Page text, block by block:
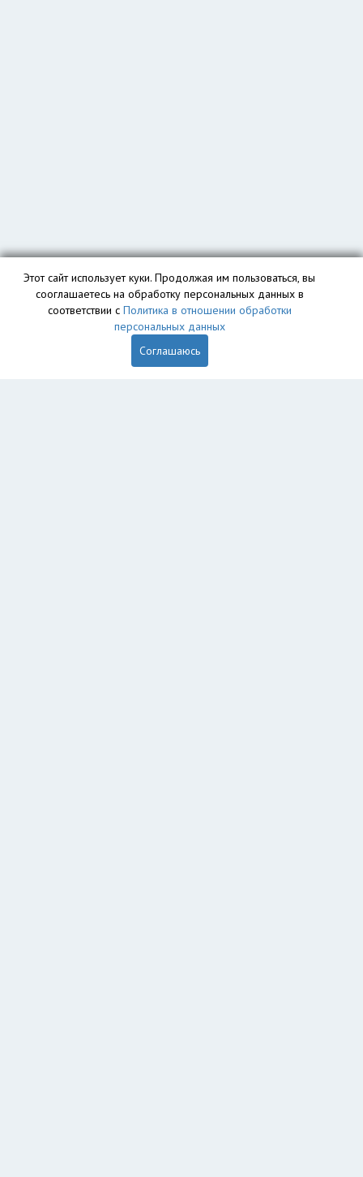
Этот сайт использует куки. Продолжая им пользоваться, вы
сооглашаетесь на обработку персональных данных в
соответствии с Политика в отношении обработки
персональных данных
Соглашаюсь